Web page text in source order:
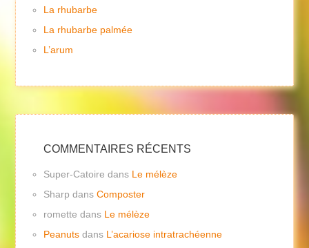
La rhubarbe
La rhubarbe palmée
L’arum
COMMENTAIRES RÉCENTS
Super-Catoire dans Le mélèze
Sharp dansComposter
romette dans Le mélèze
Peanuts dans L’acariose intratrachéenne